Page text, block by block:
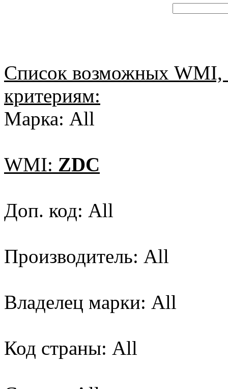
Список возможных
критериям:
Марка: All
WMI: ZDC
Доп. код: All
Производитель: All
Владелец марки: All
Код страны: All